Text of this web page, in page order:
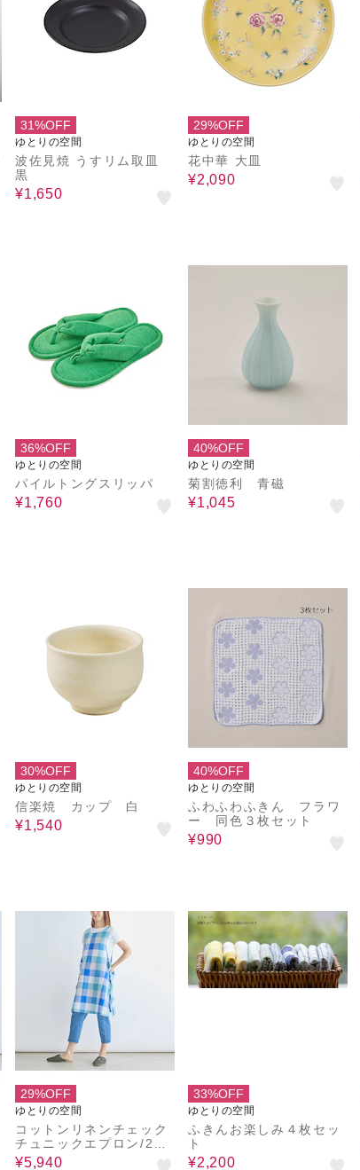
31%OFF
ゆとりの空間
波佐見焼 うすリム取皿
黒
¥1,650
29%OFF
ゆとりの空間
花中華 大皿
¥2,090
36%OFF
ゆとりの空間
パイルトングスリッパ
¥1,760
40%OFF
ゆとりの空間
菊割徳利 青磁
¥1,045
30%OFF
ゆとりの空間
信楽焼 カップ 白
¥1,540
40%OFF
ゆとりの空間
ふわふわふきん フラワ
ー 同色３枚セット
¥990
29%OFF
ゆとりの空間
コットンリネンチェック
チュニックエプロン/2wa
y
¥5,940
33%OFF
ゆとりの空間
ふきんお楽しみ４枚セッ
ト
¥2,200